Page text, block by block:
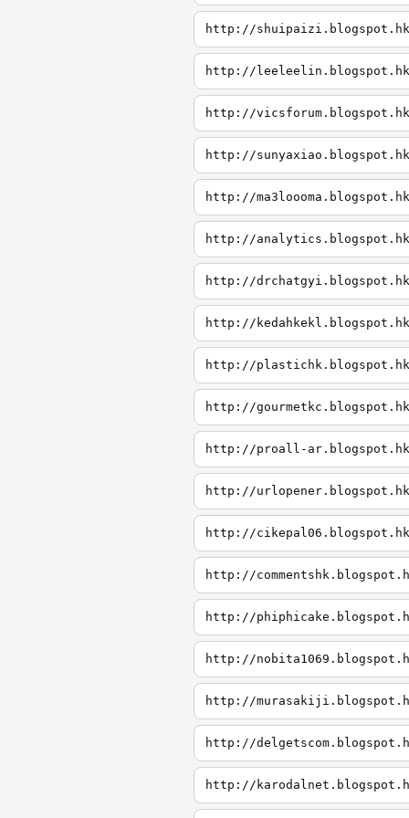
http://shuipaizi.blogspot.hk
http://leeleelin.blogspot.hk
http://vicsforum.blogspot.hk
http://sunyaxiao.blogspot.hk
http://ma3loooma.blogspot.hk
http://analytics.blogspot.hk
http://drchatgyi.blogspot.hk
http://kedahkekl.blogspot.hk
http://plastichk.blogspot.hk
http://gourmetkc.blogspot.hk
http://proall-ar.blogspot.hk
http://urlopener.blogspot.hk
http://cikepal06.blogspot.hk
http://
http://
http://
http://
http://
http://